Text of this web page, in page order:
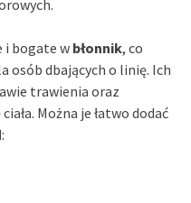
i bogate w błonnik, co
osób dbających o linię. Ich
trawienia oraz
Można je łatwo dodać